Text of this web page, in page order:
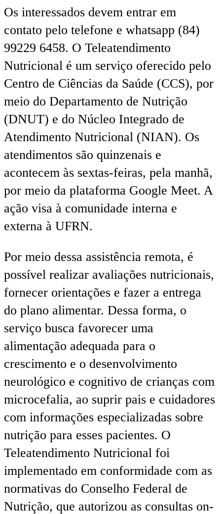
Os interessados devem entrar em
contato pelo telefone e whatsapp (84)
99229 6458. O Teleatendimento
Nutricional é um serviço oferecido pelo
Centro de Ciências da Saúde (CCS), por
meio do Departamento de Nutrição
(DNUT) e do Núcleo Integrado de
Atendimento Nutricional (NIAN). Os
atendimentos são quinzenais e
acontecem às sextas-feiras, pela manhã,
por meio da plataforma Google Meet. A
ação visa à comunidade interna e
externa à UFRN.
Por meio dessa assistência remota, é
possível realizar avaliações nutricionais,
fornecer orientações e fazer a entrega
do plano alimentar. Dessa forma, o
serviço busca favorecer uma
alimentação adequada para o
crescimento e o desenvolvimento
neurológico e cognitivo de crianças com
microcefalia, ao suprir pais e cuidadores
com informações especializadas sobre
nutrição para esses pacientes. O
Teleatendimento Nutricional foi
implementado em conformidade com as
normativas do Conselho Federal de
Nutrição, que autorizou as consultas on-